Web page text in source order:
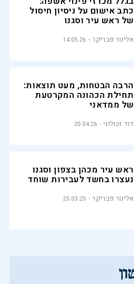
כתב אישום על ניסיון חיסול
של ראש עיר וסגנו
אלינור פבריקר 14.05.26
הרבה הבטחות, מעט תוצאות:
תחילת הכהונה המקרטעת
של ממדאני
דוד זבולוני 20.04.26
ראש עיר מכהן בצפון וסגנו
נעצרו בחשד לעבירות שוחד
אלינור פבריקר 25.03.25